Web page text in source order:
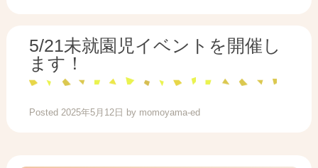
5/21未就園児イベントを開催し
ます！
Posted 2025年5月12日 by momoyama-ed